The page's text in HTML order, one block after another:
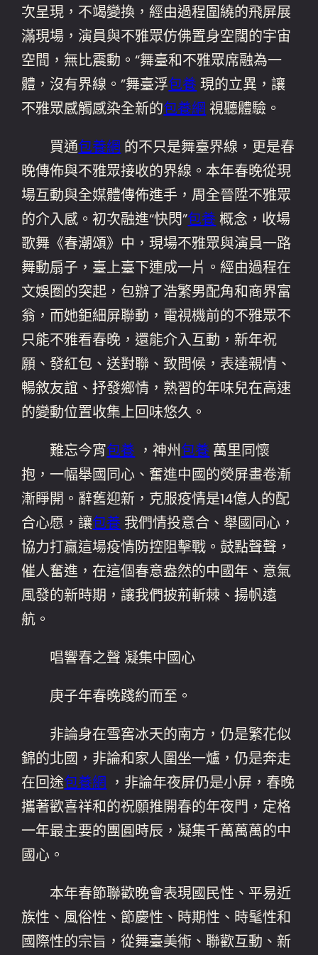
次呈現，不竭變換，經由過程圍繞的飛屏展
滿現場，演員與不雅眾仿佛置身空闊的宇宙
空間，無比震動。“舞臺和不雅眾席融為一
體，沒有界線。”舞臺浮包養 現的立異，讓
不雅眾感觸感染全新的包養網 視聽體驗。
買通包養網 的不只是舞臺界線，更是春
晚傳佈與不雅眾接收的界線。本年春晚從現
場互動與全媒體傳佈進手，周全晉陞不雅眾
的介入感。初次融進“快閃”包養 概念，收場
歌舞《春潮頌》中，現場不雅眾與演員一路
舞動扇子，臺上臺下連成一片。經由過程在
文娛圈的突起，包辦了浩繁男配角和商界富
翁，而她鉅細屏聯動，電視機前的不雅眾不
只能不雅看春晚，還能介入互動，新年祝
願、發紅包、送對聯、致問候，表達親情、
暢敘友誼、抒發鄉情，熟習的年味兒在高速
的變動位置收集上回味悠久。
難忘今宵包養 ，神州包養 萬里同懷
抱，一幅舉國同心、奮進中國的熒屏畫卷漸
漸睜開。辭舊迎新，克服疫情是14億人的配
合心愿，讓包養 我們情投意合、舉國同心，
協力打贏這場疫情防控阻擊戰。鼓點聲聲，
催人奮進，在這個春意盎然的中國年、意氣
風發的新時期，讓我們披荊斬棘、揚帆遠
航。
唱響春之聲 凝集中國心
庚子年春晚踐約而至。
非論身在雪窖冰天的南方，仍是繁花似
錦的北國，非論和家人圍坐一爐，仍是奔走
在回途包養網 ，非論年夜屏仍是小屏，春晚
攜著歡喜祥和的祝願推開春的年夜門，定格
一年最主要的團圓時辰，凝集千萬萬萬的中
國心。
本年春節聯歡晚會表現國民性、平易近
族性、風俗性、節慶性、時期性、時髦性和
國際性的宗旨，從舞臺美術、聯歡互動、新